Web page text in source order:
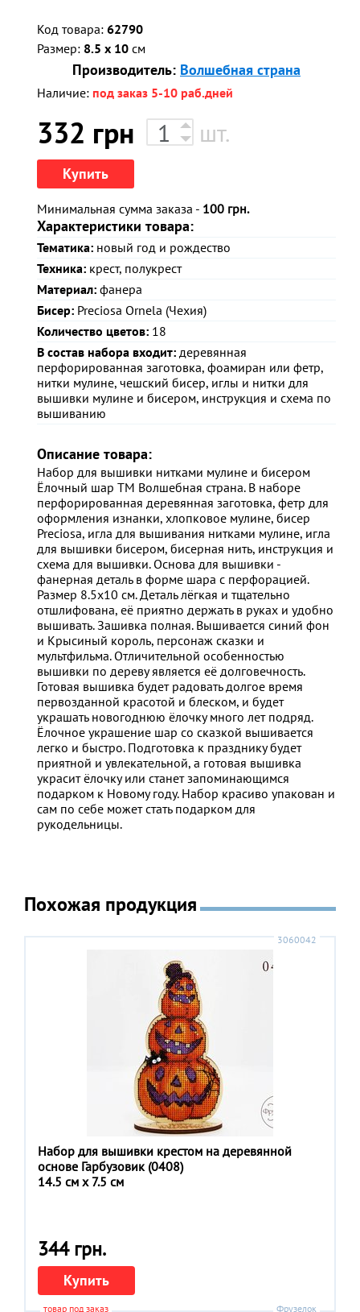
Код товара: 62790
Размер: 8.5 x 10 см
Производитель: Волшебная страна
Наличие: под заказ 5-10 раб.дней
332 грн шт.
Купить
Минимальная сумма заказа - 100 грн.
Характеристики товара:
Тематика: новый год и рождество
Техника: крест, полукрест
Материал: фанера
Бисер: Preciosa Ornela (Чехия)
Количество цветов: 18
В состав набора входит: деревянная
перфорированная заготовка, фоамиран или фетр,
нитки мулине, чешский бисер, иглы и нитки для
вышивки мулине и бисером, инструкция и схема по
вышиванию
Описание товара:
Набор для вышивки нитками мулине и бисером
Ёлочный шар ТМ Волшебная страна. В наборе
перфорированная деревянная заготовка, фетр для
оформления изнанки, хлопковое мулине, бисер
Preciosa, игла для вышивания нитками мулине, игла
для вышивки бисером, бисерная нить, инструкция и
схема для вышивки. Основа для вышивки -
фанерная деталь в форме шара с перфорацией.
Размер 8.5х10 см. Деталь лёгкая и тщательно
отшлифована, её приятно держать в руках и удобно
вышивать. Зашивка полная. Вышивается синий фон
и Крысиный король, персонаж сказки и
мультфильма. Отличительной особенностью
вышивки по дереву является её долговечность.
Готовая вышивка будет радовать долгое время
первозданной красотой и блеском, и будет
украшать новогоднюю ёлочку много лет подряд.
Ёлочное украшение шар со сказкой вышивается
легко и быстро. Подготовка к празднику будет
приятной и увлекательной, а готовая вышивка
украсит ёлочку или станет запоминающимся
подарком к Новому году. Набор красиво упакован и
сам по себе может стать подарком для
рукодельницы.
Похожая продукция
3060042
Набор для вышивки крестом на деревянной
основе Гарбузовик (0408)
14.5 см x 7.5 см
344 грн.
Купить
товар под заказ Фрузелок